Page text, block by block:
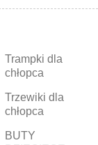
Trampki dla
chłopca
Trzewiki dla
chłopca
BUTY